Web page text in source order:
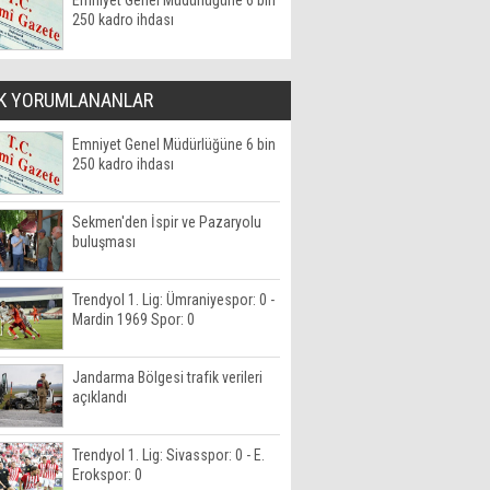
250 kadro ihdası
YORUMLANANLAR
Emniyet Genel Müdürlüğüne 6 bin
250 kadro ihdası
Sekmen'den İspir ve Pazaryolu
buluşması
Trendyol 1. Lig: Ümraniyespor: 0 -
Mardin 1969 Spor: 0
Jandarma Bölgesi trafik verileri
açıklandı
Trendyol 1. Lig: Sivasspor: 0 - E.
Erokspor: 0